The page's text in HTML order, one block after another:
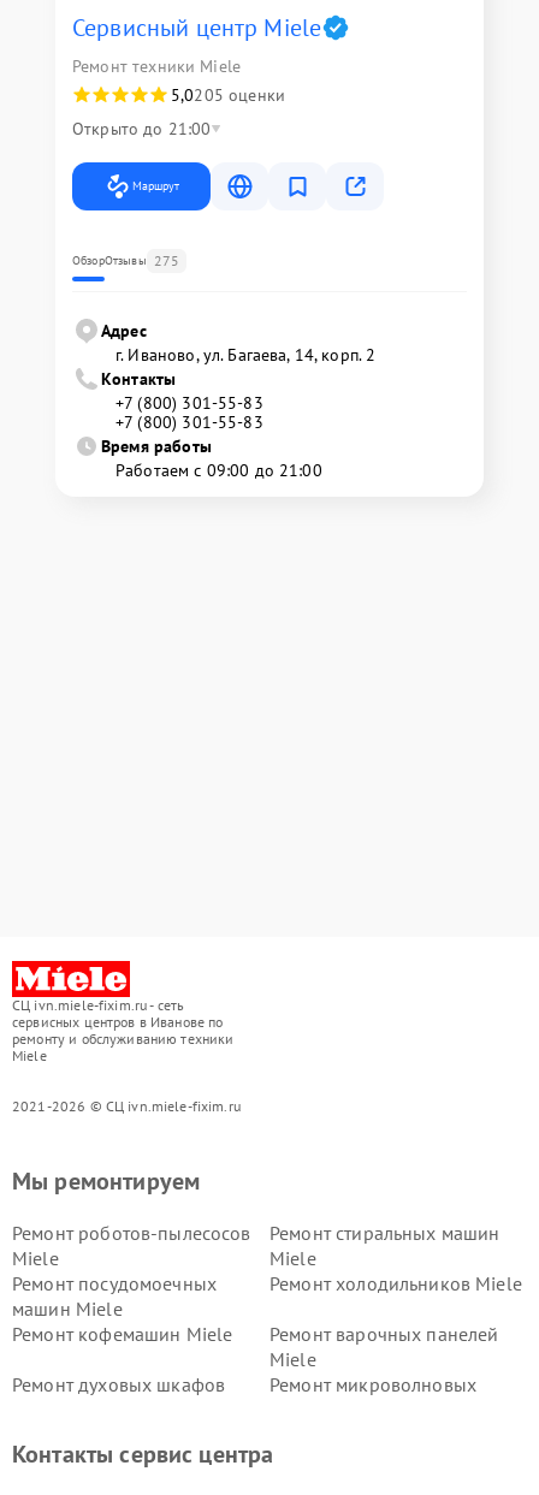
Сервисный центр Miele
Ремонт техники Miele
5,0205 оценки
Открыто до 21:00
Маршрут
ОбзорОтзывы 275
Адрес
г. Иваново, ул. Багаева, 14, корп. 2
Контакты
+7 (800) 301-55-83
+7 (800) 301-55-83
Время работы
Работаем с 09:00 до 21:00
СЦ ivn.miele-fixim.ru - сеть
сервисных центров в Иванове по
ремонту и обслуживанию техники
Miele
2021-2026 © СЦ ivn.miele-fixim.ru
Мы ремонтируем
Ремонт роботов-пылесосов
Miele
Ремонт стиральных машин
Miele
Ремонт посудомоечных
машин Miele
Ремонт холодильников Miele
Ремонт кофемашин Miele
Ремонт варочных панелей
Miele
Ремонт духовых шкафов
Ремонт микроволновых
Miele
Контакты сервис центра